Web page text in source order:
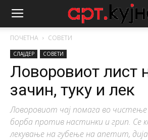
ПОЧЕТНА СОВЕТИ
СЛАЈДЕР СОВЕТИ
Ловоровиот лист
зачин, туку и лек
Ловоровиот чај помага во
борба против настинки и грип. Се
лекување на губење на апетит,